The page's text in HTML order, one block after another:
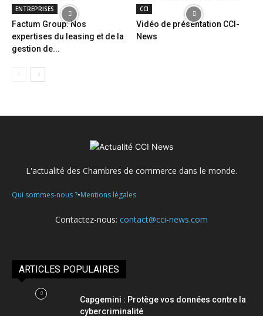
ENTREPRISES
Factum Group: Nos
expertises du leasing et de la
gestion de...
CCI
Vidéo de présentation CCI-
News
L'actualité des Chambres de commerce dans le monde.
Qui sommes-nous ?•Mentions légales
Contactez-nous: contact@cci-news.com
ARTICLES POPULAIRES
Capgemini : Protège vos données contre la
cybercriminalité